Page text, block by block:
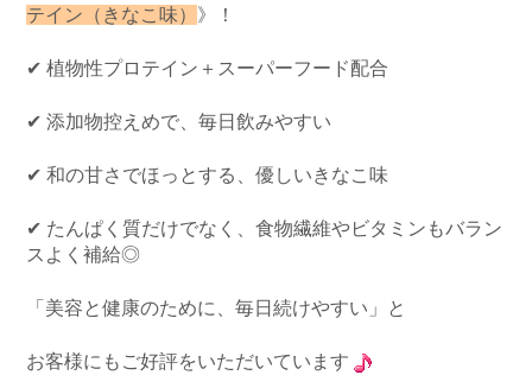
テイン（きなこ味） 》！
✔ 植物性プロテイン＋スーパーフード配合
✔ 添加物控えめで、毎日飲みやすい
✔ 和の甘さでほっとする、優しいきなこ味
✔ たんぱく質だけでなく、食物繊維やビタミンもバラン
スよく補給◎
「美容と健康のために、毎日続けやすい」と
お客様にもご好評をいただいています